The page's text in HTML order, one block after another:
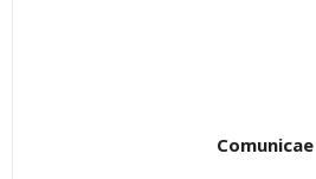
Comunicae